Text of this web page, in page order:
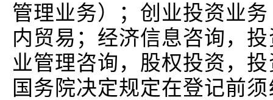
管理业务）；创业投资业
内贸易；经济信息咨询，
业管理咨询，股权投资，
国务院决定规定在登记前